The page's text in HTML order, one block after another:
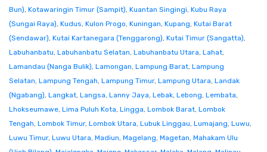
Bun), Kotawaringin Timur (Sampit), Kuantan Singingi, Kubu Raya
(Sungai Raya), Kudus, Kulon Progo, Kuningan, Kupang, Kutai Barat
(Sendawar), Kutai Kartanegara (Tenggarong), Kutai Timur (Sangatta),
Labuhanbatu, Labuhanbatu Selatan, Labuhanbatu Utara, Lahat,
Lamandau (Nanga Bulik), Lamongan, Lampung Barat, Lampung
Selatan, Lampung Tengah, Lampung Timur, Lampung Utara, Landak
(Ngabang), Langkat, Langsa, Lanny Jaya, Lebak, Lebong, Lembata,
Lhokseumawe, Lima Puluh Kota, Lingga, Lombok Barat, Lombok
Tengah, Lombok Timur, Lombok Utara, Lubuk Linggau, Lumajang, Luwu,
Luwu Timur, Luwu Utara, Madiun, Magelang, Magetan, Mahakam Ulu